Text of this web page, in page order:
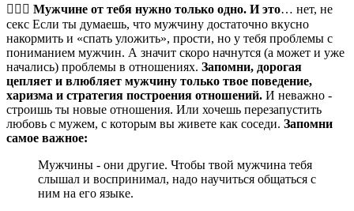
👩‍❤️‍👨 Мужчине от тебя нужно только одно. И это… нет, не
секс Если ты думаешь, что мужчину достаточно вкусно
накормить и «спать уложить», прости, но у тебя проблемы с
пониманием мужчин. А значит скоро начнутся (а может и уже
начались) проблемы в отношениях. Запомни, дорогая
цепляет и влюбляет мужчину только твое поведение,
харизма и стратегия построения отношений. И неважно -
строишь ты новые отношения. Или хочешь перезапустить
любовь с мужем, с которым вы живете как соседи. Запомни
самое важное:
Мужчины - они другие. Чтобы твой мужчина тебя
слышал и воспринимал, надо научиться общаться с
ним на его языке.